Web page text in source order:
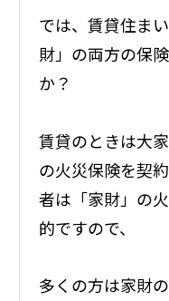
では、賃貸住ま
財」の両方の保
か？
賃貸のときは大
の火災保険を契
者は「家財」の
的ですので、
多くの方は家財